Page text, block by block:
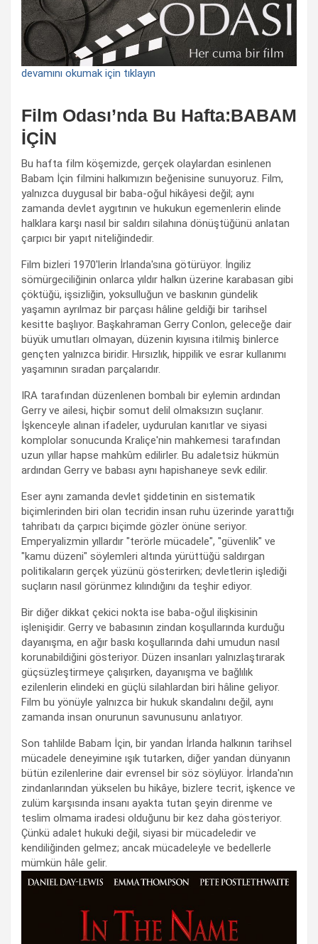
devamını okumak için tıklayın
Film Odası’nda Bu Hafta:BABAM
İÇİN
Bu hafta film köşemizde, gerçek olaylardan esinlenen
Babam İçin filmini halkımızın beğenisine sunuyoruz. Film,
yalnızca duygusal bir baba-oğul hikâyesi değil; aynı
zamanda devlet aygıtının ve hukukun egemenlerin elinde
halklara karşı nasıl bir saldırı silahına dönüştüğünü anlatan
çarpıcı bir yapıt niteliğindedir.
Film bizleri 1970'lerin İrlanda'sına götürüyor. İngiliz
sömürgeciliğinin onlarca yıldır halkın üzerine karabasan gibi
çöktüğü, işsizliğin, yoksulluğun ve baskının gündelik
yaşamın ayrılmaz bir parçası hâline geldiği bir tarihsel
kesitte başlıyor. Başkahraman Gerry Conlon, geleceğe dair
büyük umutları olmayan, düzenin kıyısına itilmiş binlerce
gençten yalnızca biridir. Hırsızlık, hippilik ve esrar kullanımı
yaşamının sıradan parçalarıdır.
IRA tarafından düzenlenen bombalı bir eylemin ardından
Gerry ve ailesi, hiçbir somut delil olmaksızın suçlanır.
İşkenceyle alınan ifadeler, uydurulan kanıtlar ve siyasi
komplolar sonucunda Kraliçe'nin mahkemesi tarafından
uzun yıllar hapse mahkûm edilirler. Bu adaletsiz hükmün
ardından Gerry ve babası aynı hapishaneye sevk edilir.
Eser aynı zamanda devlet şiddetinin en sistematik
biçimlerinden biri olan tecridin insan ruhu üzerinde yarattığı
tahribatı da çarpıcı biçimde gözler önüne seriyor.
Emperyalizmin yıllardır "terörle mücadele", "güvenlik" ve
"kamu düzeni" söylemleri altında yürüttüğü saldırgan
politikaların gerçek yüzünü gösterirken; devletlerin işlediği
suçların nasıl görünmez kılındığını da teşhir ediyor.
Bir diğer dikkat çekici nokta ise baba-oğul ilişkisinin
işlenişidir. Gerry ve babasının zindan koşullarında kurduğu
dayanışma, en ağır baskı koşullarında dahi umudun nasıl
korunabildiğini gösteriyor. Düzen insanları yalnızlaştırarak
güçsüzleştirmeye çalışırken, dayanışma ve bağlılık
ezilenlerin elindeki en güçlü silahlardan biri hâline geliyor.
Film bu yönüyle yalnızca bir hukuk skandalını değil, aynı
zamanda insan onurunun savunusunu anlatıyor.
Son tahlilde Babam İçin, bir yandan İrlanda halkının tarihsel
mücadele deneyimine ışık tutarken, diğer yandan dünyanın
bütün ezilenlerine dair evrensel bir söz söylüyor. İrlanda'nın
zindanlarından yükselen bu hikâye, bizlere tecrit, işkence ve
zulüm karşısında insanı ayakta tutan şeyin direnme ve
teslim olmama iradesi olduğunu bir kez daha gösteriyor.
Çünkü adalet hukuki değil, siyasi bir mücadeledir ve
kendiliğinden gelmez; ancak mücadeleyle ve bedellerle
mümkün hâle gelir.